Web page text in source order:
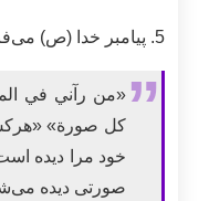
5. پیامبر خدا (ص) می‌فرماید:
«من رآني في
كل صورة» «هرکس
خود مرا دیده
صورتی دیده